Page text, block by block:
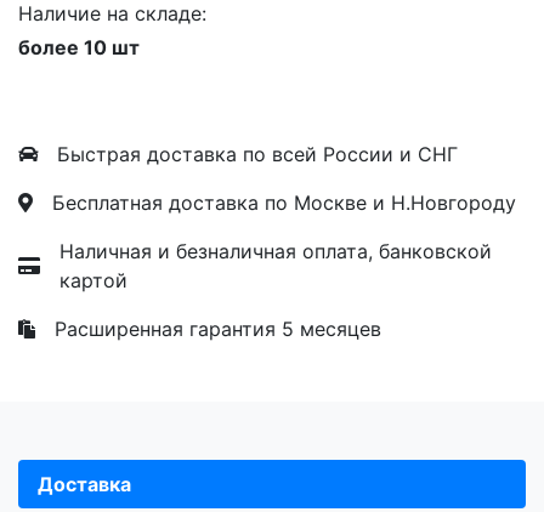
Наличие на складе:
более 10 шт
Быстрая доставка по всей России и СНГ
Бесплатная доставка по Москве и Н.Новгороду
Наличная и безналичная оплата, банковской
картой
Расширенная гарантия 5 месяцев
Доставка